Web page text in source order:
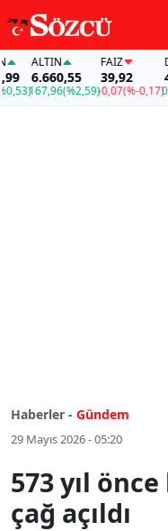
ALTIN
6.660,55
167,96(%2,59)
FAİZ
39,92
-0,07(%-0,17)
Haberler - Gündem
29 Mayıs 2026 - 05:20
573 yıl
çağ açıldı